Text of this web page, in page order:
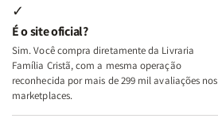
e
Deus
+
A
Mulher
+
A
✓
É o site oficial?
Sim. Você compra diretamente da Livraria
Família Cristã, com a mesma operação
reconhecida por mais de 299 mil avaliações nos
marketplaces.